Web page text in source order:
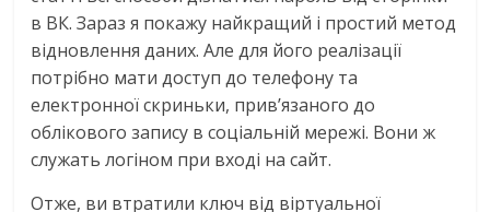
в ВК. Зараз я покажу найкращий і простий метод
відновлення даних. Але для його реалізації
потрібно мати доступ до телефону та
електронної скриньки, прив’язаного до
облікового запису в соціальній мережі. Вони ж
служать логіном при вході на сайт.
Отже, ви втратили ключ від віртуальної